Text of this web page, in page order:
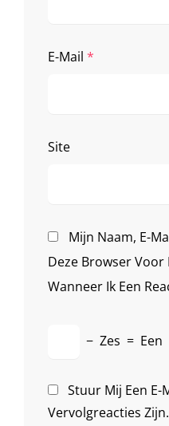
E-Mail *
Site
Mijn Naam, E-
Deze Browser Voor
Wanneer Ik Een
− Zes = Een
Stuur Mij Een E-
Vervolgreacties Zijn.